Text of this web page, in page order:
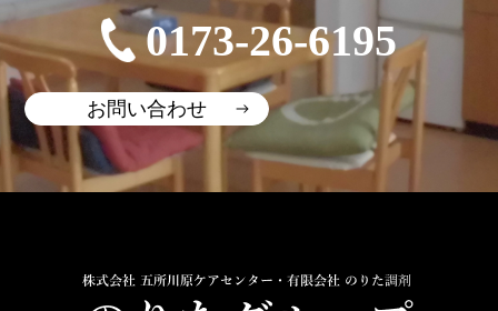
0173-26-6195
お問い合わせ